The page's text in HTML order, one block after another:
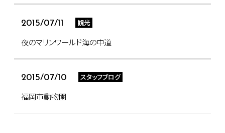
2015/07/11 観光
夜のマリンワールド海の中道
2015/07/10 スタッフブログ
福岡市動物園